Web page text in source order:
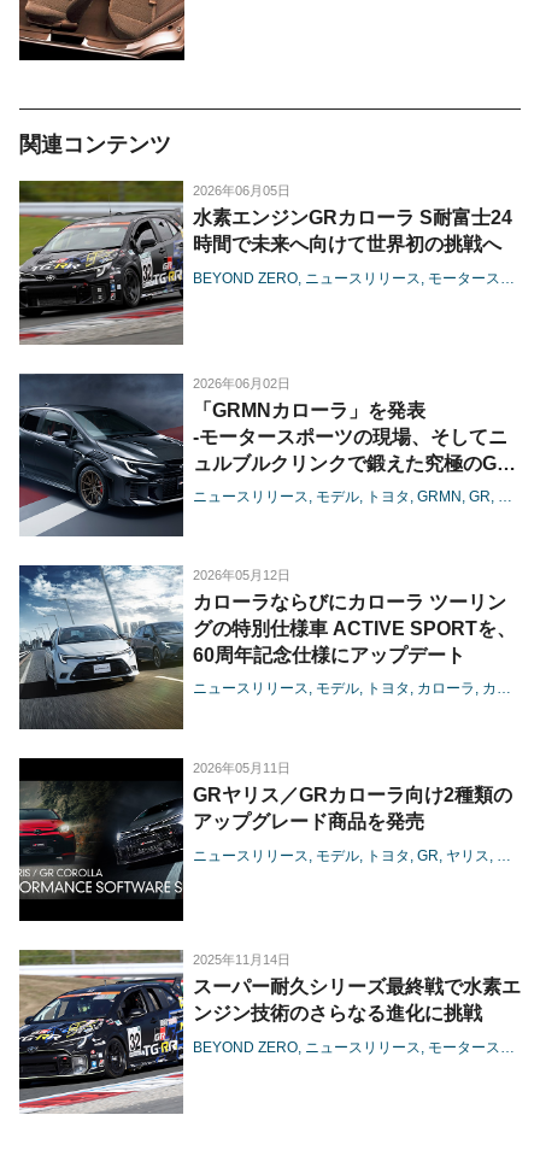
関連コンテンツ
2026年06月05日
水素エンジンGRカローラ S耐富士24
時間で未来へ向けて世界初の挑戦へ
BEYOND ZERO ニュースリリース モータースポーツ
2026年06月02日
「GRMNカローラ」を発表
-モータースポーツの現場、そしてニ
ュルブルクリンクで鍛えた究極のGR
カローラ-
ニュースリリース モデル トヨタ GRMN GR
2026年05月12日
カローラならびにカローラ ツーリン
グの特別仕様車 ACTIVE SPORTを、
60周年記念仕様にアップデート
ニュースリリース モデル トヨタ カローラ カローラツーリング
2026年05月11日
GRヤリス／GRカローラ向け2種類の
アップグレード商品を発売
ニュースリリース モデル トヨタ GR ヤリス カロ
2025年11月14日
スーパー耐久シリーズ最終戦で水素エ
ンジン技術のさらなる進化に挑戦
BEYOND ZERO ニュースリリース モータースポーツ